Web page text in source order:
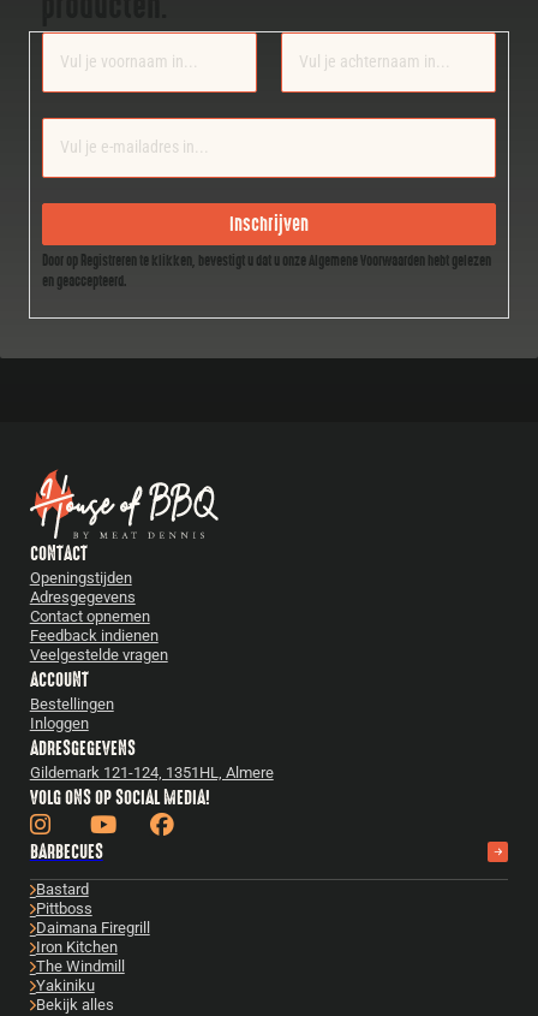
Section
Inschrijven
Door op Registreren te klikken, bevestigt u dat u onze Algemene Voorwaarden hebt gelezen
en geaccepteerd.
CONTACT
Openingstijden
Adresgegevens
Contact opnemen
Feedback indienen
Veelgestelde vragen
ACCOUNT
Bestellingen
Inloggen
ADRESGEGEVENS
Gildemark 121-124, 1351HL, Almere
VOLG ONS OP SOCIAL MEDIA!
BARBECUES
Bastard
Pittboss
Daimana Firegrill
Iron Kitchen
The Windmill
Yakiniku
Bekijk alles